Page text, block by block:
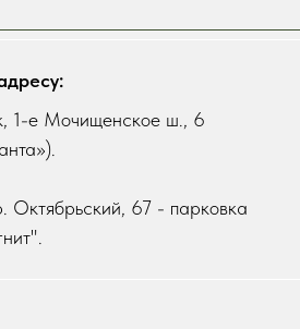
1-е Мочищенское ш., 6
Октябрьский, 67 - парковка